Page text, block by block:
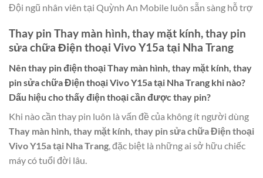
Đội ngũ nhân viên tại Quỳnh An Mobile luôn sẵn sàng hỗ trợ
Thay pin Thay màn hình, thay mặt kính, thay pin
sửa chữa Điện thoại Vivo Y15a tại Nha Trang
Nên thay pin điện thoạiThay màn hình, thay mặt kính, thay
pin sửa chữa Điện thoại Vivo Y15a tại Nha Trang khi nào?
Dấu hiệu cho thấy điện thoại cần được thay pin?
Khi nào cần thay pin luôn là vấn đề của không ít người dùng
Thay màn hình, thay mặt kính, thay pin sửa chữa Điện thoại
Vivo Y15a tại Nha Trang, đặc biệt là những ai sở hữu chiếc
máy có tuổi đời lâu.